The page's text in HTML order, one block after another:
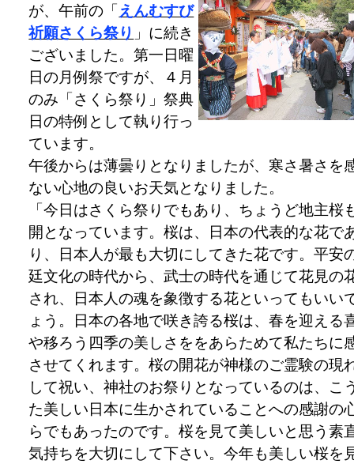
が、午前の「 えんむすび
祈願さくら祭り 」に続き
ございました。第一日曜
日の月例祭ですが、４月
のみ「さくら祭り」祭典
日の特例として執り行っ
ています。
午後からは薄曇りとなりましたが、寒さ暑さを
ない心地の良いお天気となりました。
「今日はさくら祭りでもあり、ちょうど地主桜
開となっています。桜は、日本の代表的な花で
り、日本人が最も大切にしてきた花です。平安
廷文化の時代から、武士の時代を通じて花見の
され、日本人の魂を象徴する花といってもいい
ょう。日本の各地で咲き誇る桜は、春を迎える
や移ろう四季の美しさををあらためて私たちに
させてくれます。桜の開花が神様のご霊験の現
して祝い、神社のお祭りとなっているのは、こ
た美しい日本に生かされていることへの感謝の
らでもあったのです。桜を見て美しいと思う素
気持ちを大切にして下さい。今年も美しい桜を